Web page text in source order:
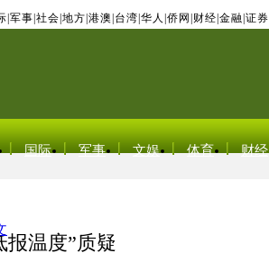
军事 社会 地方 港澳 台湾 华人 侨网 财经 金融 证券
国际 军事 文娱 体育 财经
报温度”质疑